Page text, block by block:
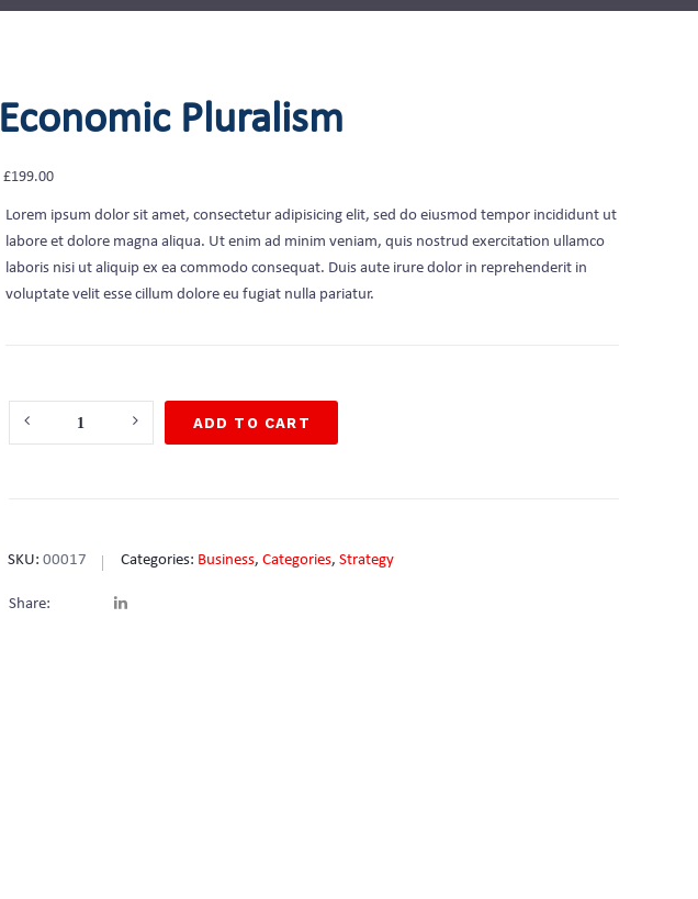
Economic Pluralism
£199.00
Lorem ipsum dolor sit amet, consectetur adipisicing elit, sed do eiusmod tempor incididunt ut
labore et dolore magna aliqua. Ut enim ad minim veniam, quis nostrud exercitation ullamco
laboris nisi ut aliquip ex ea commodo consequat. Duis aute irure dolor in reprehenderit in
voluptate velit esse cillum dolore eu fugiat nulla pariatur.
Quantity
ADD TO CART
SKU: 00017 Categories: Business, Categories, Strategy
Share: